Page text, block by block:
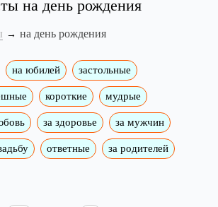
на день рождения
на день рождения
на юбилей застольные
короткие мудрые
за здоровье за мужчин
ответные за родителей